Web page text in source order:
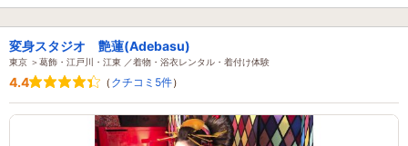
変身スタジオ 艶蓮(Adebasu)
東京 ＞葛飾・江戸川・江東 ／着物・浴衣レンタル・着付け体験
4.4 （ クチコミ5件）